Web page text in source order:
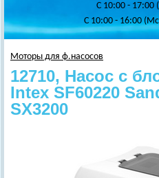
C 10:00 -
C 10:00 - 16:00
Моторы для ф.насосов
12710, Насос с
Intex SF60220
SX3200